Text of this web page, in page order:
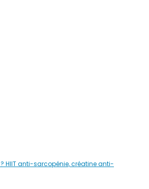
HIIT anti-sarcopénie, créatine anti-